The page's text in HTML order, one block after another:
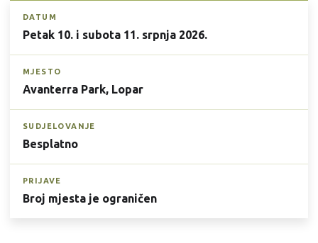
DATUM
Petak 10. i subota 11. srpnja 2026.
MJESTO
Avanterra Park, Lopar
SUDJELOVANJE
Besplatno
PRIJAVE
Broj mjesta je ograničen